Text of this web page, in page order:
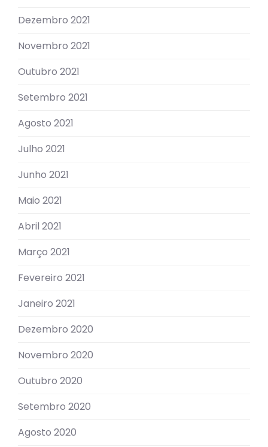
Dezembro 2021
Novembro 2021
Outubro 2021
Setembro 2021
Agosto 2021
Julho 2021
Junho 2021
Maio 2021
Abril 2021
Março 2021
Fevereiro 2021
Janeiro 2021
Dezembro 2020
Novembro 2020
Outubro 2020
Setembro 2020
Agosto 2020